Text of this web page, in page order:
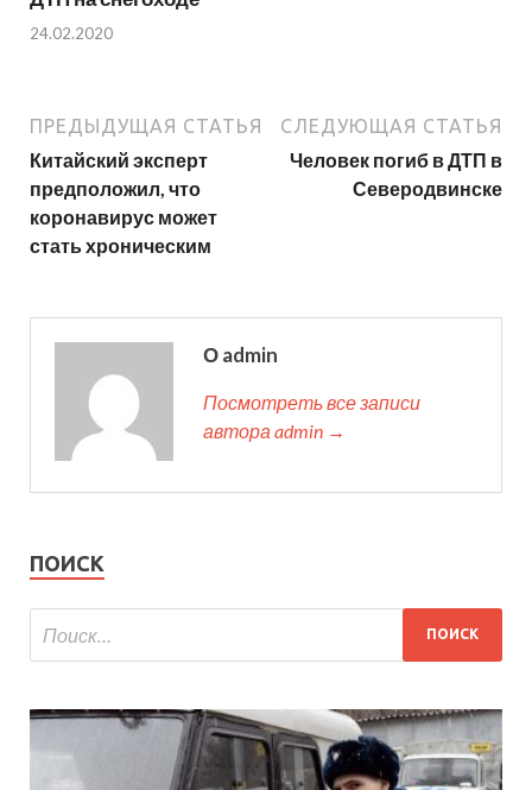
24.02.2020
ПРЕДЫДУЩАЯ СТАТЬЯ
Китайский эксперт
предположил, что
коронавирус может
стать хроническим
СЛЕДУЮЩАЯ СТАТЬЯ
Человек погиб в ДТП в
Северодвинске
О admin
Посмотреть все записи
автора admin →
ПОИСК